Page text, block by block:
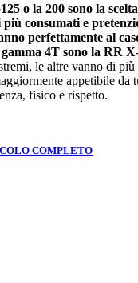
o la 200 sono la
più consumati e
perfettamente al
4T sono la RR
le altre vanno di
appetibile da
fisico e rispetto.
COMPLETO